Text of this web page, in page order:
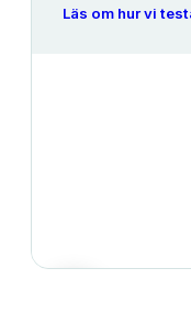
Läs om hur vi